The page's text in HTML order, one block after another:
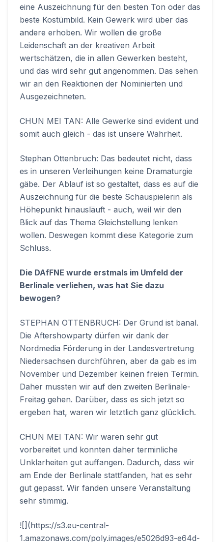
eine Auszeichnung für den besten Ton oder das
beste Kostümbild. Kein Gewerk wird über das
andere erhoben. Wir wollen die große
Leidenschaft an der kreativen Arbeit
wertschätzen, die in allen Gewerken besteht,
und das wird sehr gut angenommen. Das sehen
wir an den Reaktionen der Nominierten und
Ausgezeichneten.
CHUN MEI TAN: Alle Gewerke sind evident und
somit auch gleich - das ist unsere Wahrheit.
Stephan Ottenbruch: Das bedeutet nicht, dass
es in unseren Verleihungen keine Dramaturgie
gäbe. Der Ablauf ist so gestaltet, dass es auf die
Auszeichnung für die beste Schauspielerin als
Höhepunkt hinausläuft - auch, weil wir den
Blick auf das Thema Gleichstellung lenken
wollen. Deswegen kommt diese Kategorie zum
Schluss.
Die DAfFNE wurde erstmals im Umfeld der
Berlinale verliehen, was hat Sie dazu
bewogen?
STEPHAN OTTENBRUCH: Der Grund ist banal.
Die Aftershowparty dürfen wir dank der
Nordmedia Förderung in der Landesvertretung
Niedersachsen durchführen, aber da gab es im
November und Dezember keinen freien Termin.
Daher mussten wir auf den zweiten Berlinale-
Freitag gehen. Darüber, dass es sich jetzt so
ergeben hat, waren wir letztlich ganz glücklich.
CHUN MEI TAN: Wir waren sehr gut
vorbereitet und konnten daher terminliche
Unklarheiten gut auffangen. Dadurch, dass wir
am Ende der Berlinale stattfanden, hat es sehr
gut gepasst. Wir fanden unsere Veranstaltung
sehr stimmig.
![](https://s3.eu-central-
1.amazonaws.com/poly.images/e5026d93-e64d-